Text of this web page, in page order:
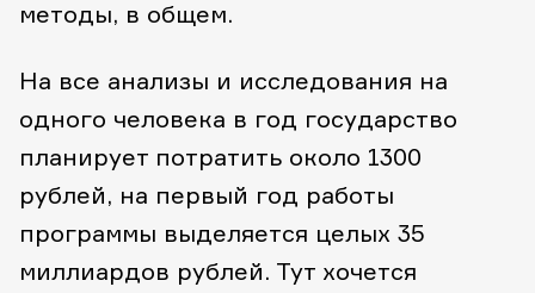
методы, в общем.
На все анализы и исследования на
одного человека в год государство
планирует потратить около 1300
рублей, на первый год работы
программы выделяется целых 35
миллиардов рублей. Тут хочется